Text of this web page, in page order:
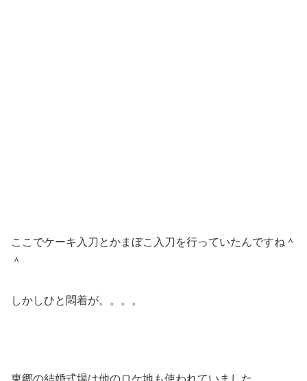
ここでケーキ入刀とかまぼこ入刀を行っていたんですね＾
＾
しかしひと悶着が。。。。
東郷の結婚式場は他のロケ地も使われていました。